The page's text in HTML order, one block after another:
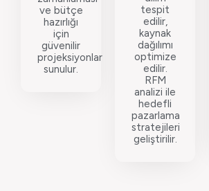
ve bütçe
hazırlığı
için
güvenilir
projeksiyonlar
sunulur.
tespit
edilir,
kaynak
dağılımı
optimize
edilir.
RFM
analizi ile
hedefli
pazarlama
stratejileri
geliştirilir.